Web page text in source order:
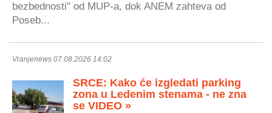
bezbednosti" od MUP-a, dok ANEM zahteva od
Poseb...
Vranjenews 07.08.2026 14:02
SRCE: Kako će izgledati parking
zona u Ledenim stenama - ne zna
se VIDEO »